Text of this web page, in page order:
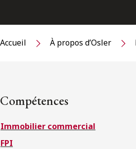
Accueil À propos d’Osler
Compétences
Immobilier commercial
FPI